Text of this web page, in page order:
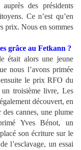
des présidents
Ce n’est qu’en
prix. Nous en sommes
grâce au Fetkann ?
était alors une jeune
nous l’avons primée
le prix RFO du
troisième livre, Les
découvert, en
des cannes, une plume
Yves Bénot, un
son écriture sur le
l’esclavage, un essai